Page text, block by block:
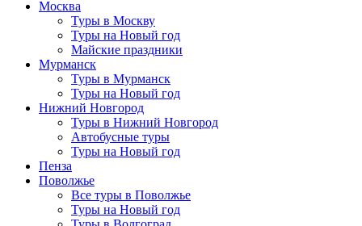
Москва
Туры в Москву
Туры на Новый год
Майские праздники
Мурманск
Туры в Мурманск
Туры на Новый год
Нижний Новгород
Туры в Нижний Новгород
Автобусные туры
Туры на Новый год
Пенза
Поволжье
Все туры в Поволжье
Туры на Новый год